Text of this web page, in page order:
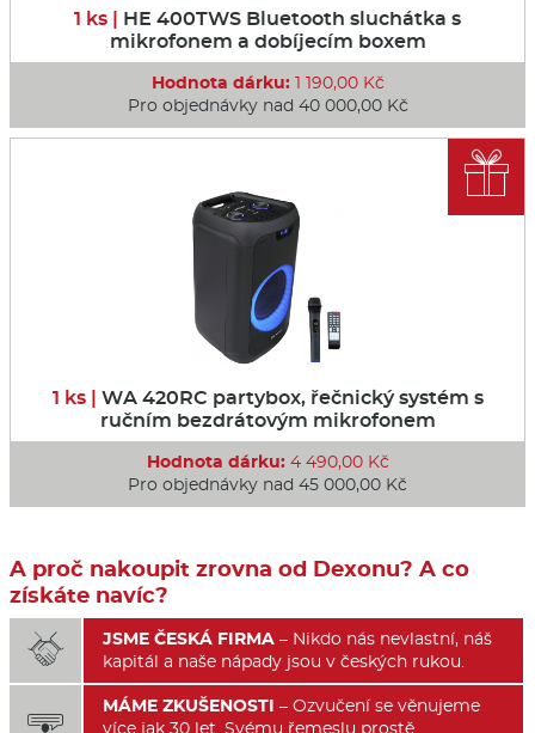
1 ks | HE 400TWS Bluetooth sluchátka s
mikrofonem a dobíjecím boxem
Hodnota dárku:1 190,00 Kč
Pro objednávky nad 40 000,00 Kč
1 ks | WA 420RC partybox, řečnický systém s
ručním bezdrátovým mikrofonem
Hodnota dárku:4 490,00 Kč
Pro objednávky nad 45 000,00 Kč

A proč nakoupit zrovna od Dexonu? A co
získáte navíc?
 JSME ČESKÁ FIRMA – Nikdo nás nevlastní, náš
kapitál a naše nápady jsou v českých rukou.
MÁME ZKUŠENOSTI – Ozvučení se věnujeme
více jak 30 let. Svému řemeslu prostě